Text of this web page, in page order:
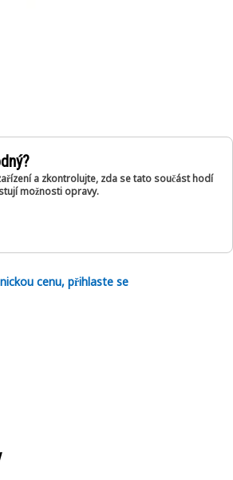
a zkontrolujte, zda se tato součást hodí
možnosti opravy.
cenu, přihlaste se